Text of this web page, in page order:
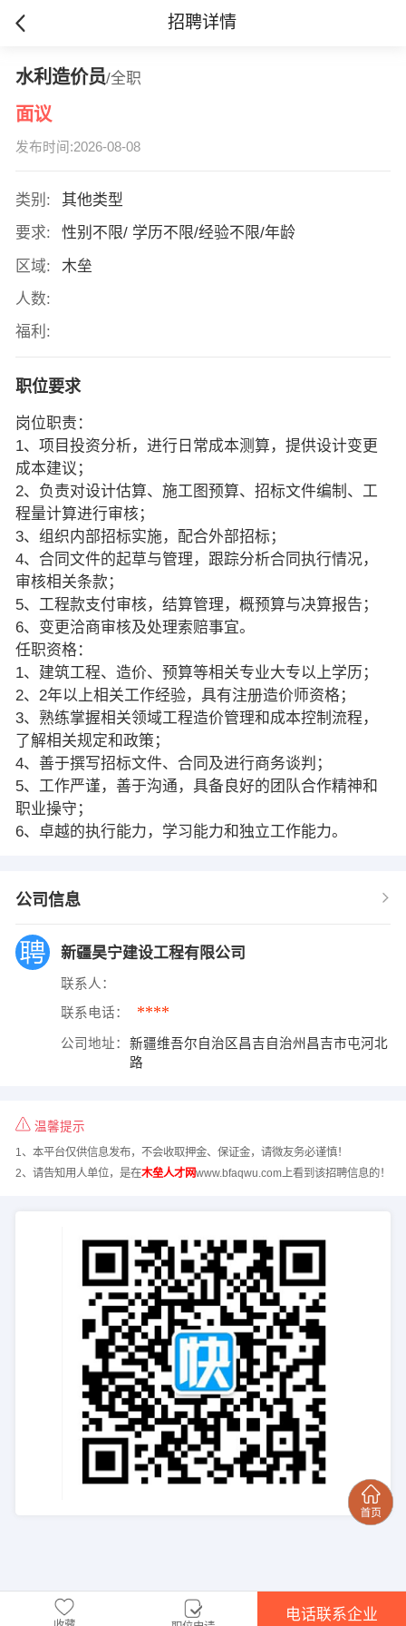
招聘详情
水利造价员/全职
面议
发布时间:2026-08-08
类别:
其他类型
要求:
性别不限/ 学历不限/经验不限/年龄
区域:
木垒
人数:
福利:
职位要求
岗位职责：
1、项目投资分析，进行日常成本测算，提供设计变更
成本建议；
2、负责对设计估算、施工图预算、招标文件编制、工
程量计算进行审核；
3、组织内部招标实施，配合外部招标；
4、合同文件的起草与管理，跟踪分析合同执行情况，
审核相关条款；
5、工程款支付审核，结算管理，概预算与决算报告；
6、变更洽商审核及处理索赔事宜。
任职资格：
1、建筑工程、造价、预算等相关专业大专以上学历；
2、2年以上相关工作经验，具有注册造价师资格；
3、熟练掌握相关领域工程造价管理和成本控制流程，
了解相关规定和政策；
4、善于撰写招标文件、合同及进行商务谈判；
5、工作严谨，善于沟通，具备良好的团队合作精神和
职业操守；
6、卓越的执行能力，学习能力和独立工作能力。
公司信息
新疆昊宁建设工程有限公司
联系人：
联系电话： ****
公司地址：
新疆维吾尔自治区昌吉自治州昌吉市屯河北
路
温馨提示
1、本平台仅供信息发布，不会收取押金、保证金，请微友务必谨慎！
2、请告知用人单位，是在木垒人才网www.bfaqwu.com上看到该招聘信息的！
电话联系企业